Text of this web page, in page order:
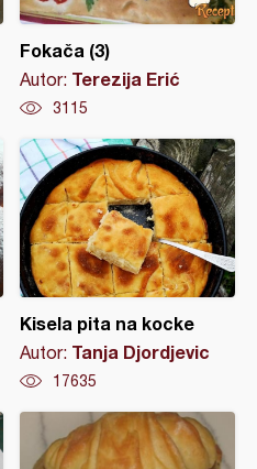
Fokača (3)
Autor: Terezija Erić
3115
Kisela pita na kocke
Autor: Tanja Djordjevic
17635